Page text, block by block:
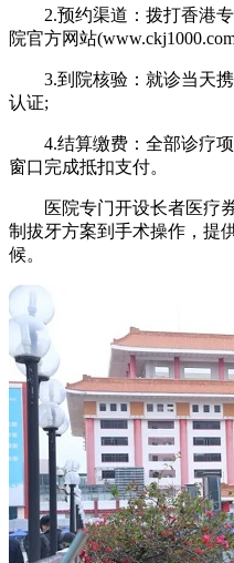
2.预约渠道：拨打香港专
院官方网站
3.到院核验：就诊当天携
认证;
4.结算缴费：全部诊疗项
窗口完成抵扣支付。
医院专门开设长者医疗券
制拔牙方案到手术操作，提
候。